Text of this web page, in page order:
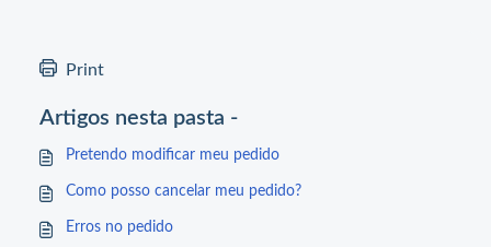
Print
Artigos nesta pasta -
Pretendo modificar meu pedido
Como posso cancelar meu pedido?
Erros no pedido